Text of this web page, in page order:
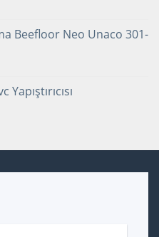
Beefloor Neo Unaco 301-